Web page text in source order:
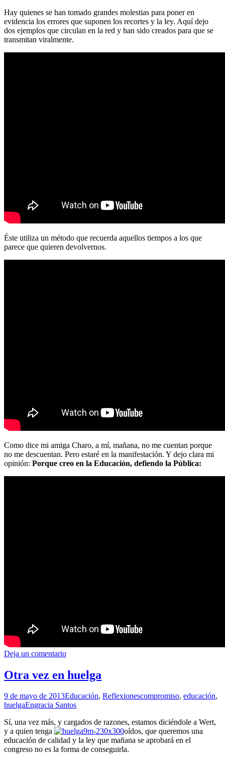
Hay quienes se han tomado grandes molestias para poner en
evidencia los errores que suponen los recortes y la ley. Aquí dejo
dos ejemplos que circulan en la red y han sido creados para que se
transmitan viralmente.
Éste utiliza un método que recuerda aquellos tiempos a los que
parece que quieren devolvernos.
Como dice mi amiga Charo, a mí, mañana, no me cuentan porque
no me descuentan. Pero estaré en la manifestación. Y dejo clara mi
opinión: Porque creo en la Educación, defiendo la Pública:
Deja un comentario
Otra vez en huelga
9 de mayo de 2013Educación, Reflexionescompromiso, educación,
huelgaEngracia Santos
Sí, una vez más, y cargados de razones, estamos diciéndole a Wert,
y a quien tenga
oídos, que queremos una
educación de calidad y la ley que mañana se aprobará en el
congreso no es la forma de conseguirla.